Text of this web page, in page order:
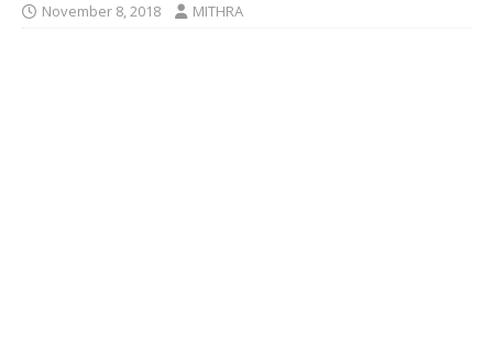
November 8, 2018 MITHRA